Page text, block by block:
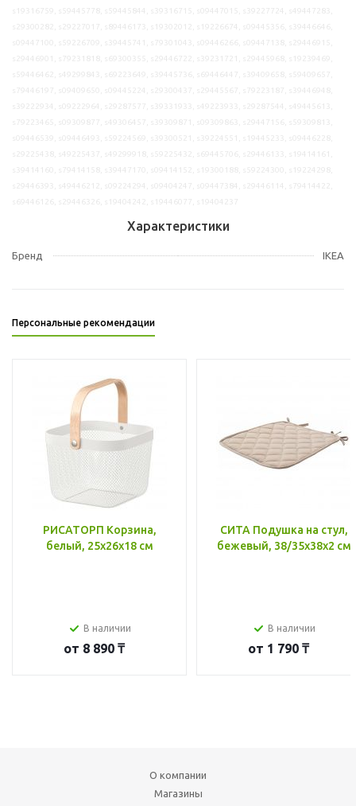
Характеристики
Бренд IKEA
Персональные рекомендации
РИСАТОРП Корзина,
белый, 25x26x18 см
В наличии
от 8 890 ₸
СИТА Подушка на стул,
бежевый, 38/35x38x2 см
В наличии
от 1 790 ₸
О компании
Магазины